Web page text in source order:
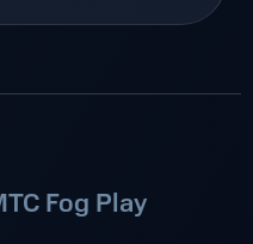
Fog Play